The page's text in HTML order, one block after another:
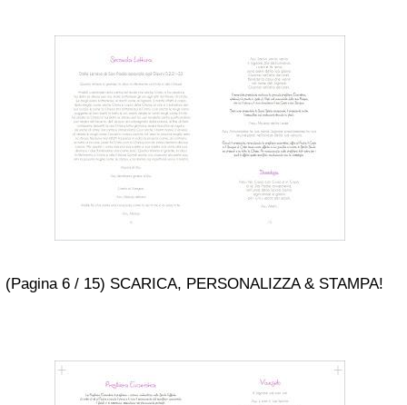
(Pagina 6 / 15) SCARICA, PERSONALIZZA & STAMPA!